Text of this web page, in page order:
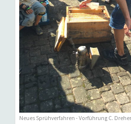
Neues Sprühverfahren - Vorführung C. Dreher